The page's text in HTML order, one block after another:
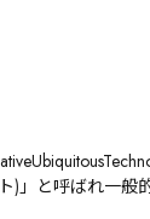
)」と呼ばれ一般